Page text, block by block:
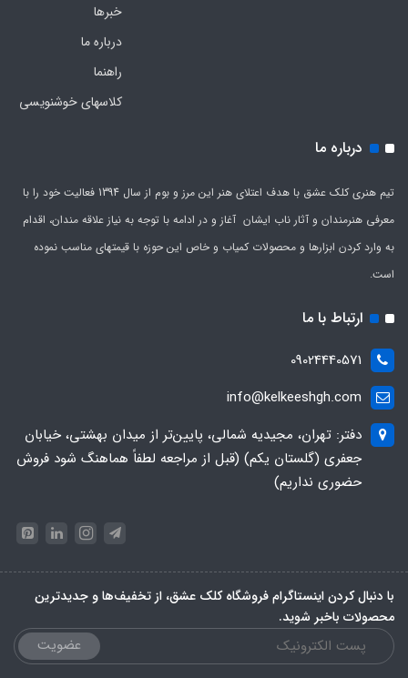
خبرها
درباره ما
راهنما
کلاسهای خوشنویسی
درباره ما
تیم هنری کلک عشق با هدف اعتلای هنر این مرز و بوم از سال 1394 فعالیت خود را با
معرفی هنرمندان و آثار ناب ایشان آغاز و در ادامه با توجه به نیاز علاقه مندان، اقدام
به وارد کردن ابزارها و محصولات کمیاب و خاص این حوزه با قیمتهای مناسب نموده
است.
ارتباط با ما
09024440571
info@kelkeeshgh.com
دفتر: تهران، مجیدیه شمالی، پایین‌تر از میدان بهشتی، خیابان
جعفری (گلستان یکم) (قبل از مراجعه لطفاً هماهنگ شود فروش
حضوری نداریم)
با دنبال کردن اینستاگرام فروشگاه کلک عشق، از تخفیف‌ها و جدیدترین‌
محصولات باخبر شوید.
عضویت